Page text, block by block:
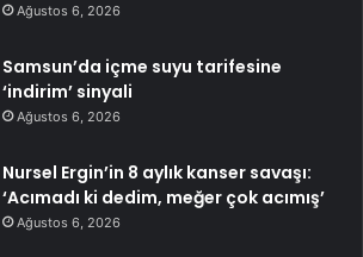
Ağustos 6, 2026
Samsun’da içme suyu tarifesine
‘indirim’ sinyali
Ağustos 6, 2026
Nursel Ergin’in 8 aylık kanser savaşı:
‘Acımadı ki dedim, meğer çok acımış’
Ağustos 6, 2026